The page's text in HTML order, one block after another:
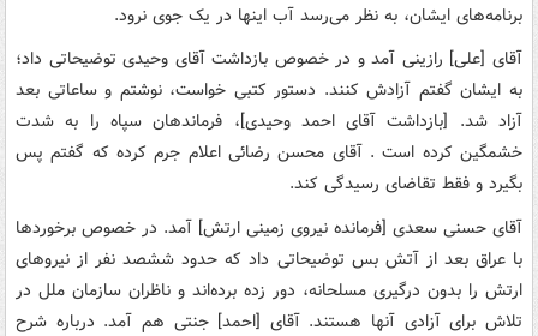
برنامه‌های ایشان، به نظر می‌رسد آب اینها در یک جوی نرود.
آقای [علی] رازینی آمد و در خصوص بازداشت آقای وحیدی توضیحاتی داد؛
به ایشان گفتم آزادش کنند. دستور کتبی خواست، نوشتم و ساعاتی بعد
آزاد شد. [بازداشت آقای احمد وحیدی]، فرماندهان سپاه را به شدت
خشمگین کرده است . آقای محسن رضائی اعلام جرم کرده که گفتم پس
بگیرد و فقط تقاضای رسیدگی کند.
آقای حسنی سعدی [فرمانده نیروی زمینی ارتش] آمد. در خصوص برخوردها
با عراق بعد از آتش بس توضیحاتی داد که حدود ششصد نفر از نیروهای
ارتش را بدون درگیری مسلحانه، دور زده برده‌اند و ناظران سازمان ملل در
تلاش برای آزادی آنها هستند. آقای [احمد] جنتی هم آمد. درباره شرح